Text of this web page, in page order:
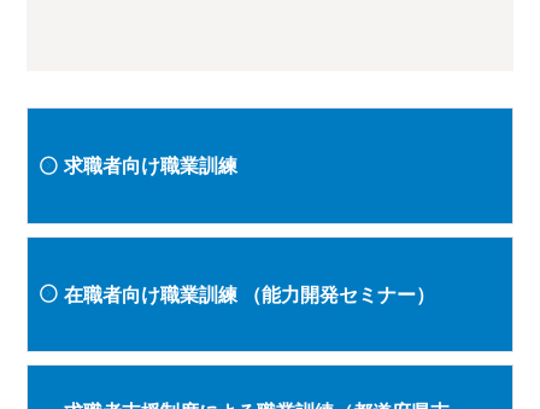
求職者向け職業訓練
在職者向け職業訓練 （能力開発セミナー）